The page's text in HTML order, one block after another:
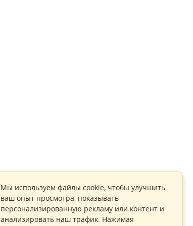
Мы используем файлы cookie, чтобы улучшить
ваш опыт просмотра, показывать
персонализированную рекламу или контент и
анализировать наш трафик. Нажимая